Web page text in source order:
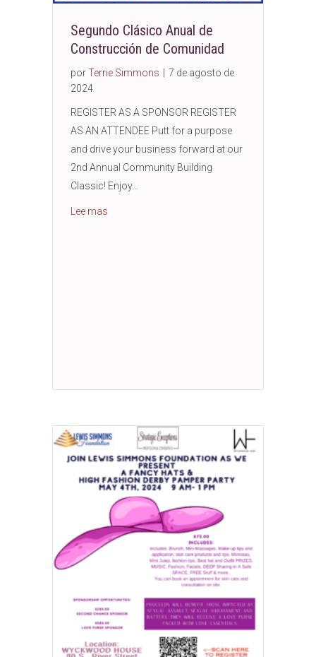
Segundo Clásico Anual de
Construcción de Comunidad
porTerrie Simmons
7 de agosto de
2024
REGISTER AS A SPONSOR REGISTER
AS AN ATTENDEE Putt for a purpose
and drive your business forward at our
2nd Annual Community Building
Classic! Enjoy…
Lee mas